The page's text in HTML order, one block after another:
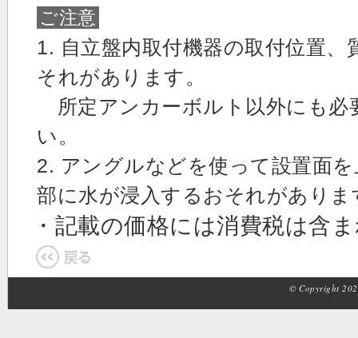
ご注意
1. 自立盤内取付機器の取付位置
それがあります。
所定アンカーボルト以外にも必
い。
2. アングルなどを使って設置面
部に水が浸入するおそれがありま
・記載の価格には消費税は含
© Copyright